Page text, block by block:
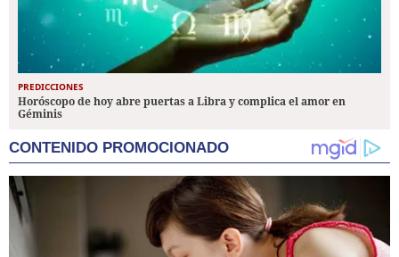
PREDICCIONES
Horóscopo de hoy abre puertas a Libra y complica el amor en
Géminis
CONTENIDO PROMOCIONADO